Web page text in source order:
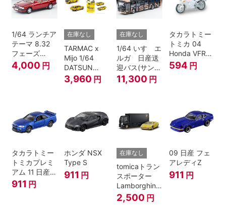
1/64 ランチア
テーマ 8.32
フェーズ
I（赤）
4,000 円
在庫なし
TARMAC x
Mijo 1/64
DATSUN
BLUEBIRD
510 WAGON
EDITION.
3,960 円
在庫なし
1/64 いすゞエ
ルガ 日産送
迎バス(サンラ
イズカッパー
M/ 黒）
11,300 円
タカラトミー
トミカ 04
Honda VFR
白バイ SCALE
594 円
タカラトミー
トミカプレミ
アム 11 日産
スカイライン
GT-R V-
911 円
ホンダ NSX
Type S
911 円
在庫なし
tomicaトラン
スポーター
Lamborghini
Countach
25th
2,500 円
09 日産 フェ
アレディZ
911 円